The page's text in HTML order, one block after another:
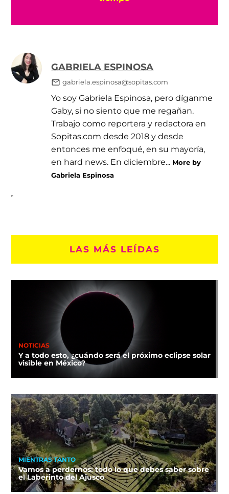
GABRIELA ESPINOSA
gabriela.espinosa@sopitas.com
Yo soy Gabriela Espinosa, pero díganme
Gaby, si no siento que me regañan.
Trabajo como reportera y redactora en
Sopitas.com desde 2018 y desde
entonces me enfoqué, en su mayoría,
en hard news. En diciembre... More by
Gabriela Espinosa
LAS MÁS LEÍDAS
NOTICIAS
Y a todo esto, ¿cuándo será el próximo eclipse solar
visible en México?
MIENTRAS TANTO
Vamos a perdernos: todo lo que debes saber sobre
el Laberinto del Ajusco